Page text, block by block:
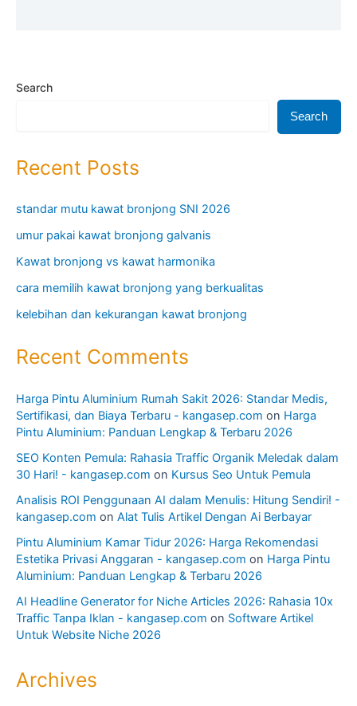
Search
Search
Recent Posts
standar mutu kawat bronjong SNI 2026
umur pakai kawat bronjong galvanis
Kawat bronjong vs kawat harmonika
cara memilih kawat bronjong yang berkualitas
kelebihan dan kekurangan kawat bronjong
Recent Comments
Harga Pintu Aluminium Rumah Sakit 2026: Standar Medis,
Sertifikasi, dan Biaya Terbaru - kangasep.com on Harga
Pintu Aluminium: Panduan Lengkap & Terbaru 2026
SEO Konten Pemula: Rahasia Traffic Organik Meledak dalam
30 Hari! - kangasep.com on Kursus Seo Untuk Pemula
Analisis ROI Penggunaan AI dalam Menulis: Hitung Sendiri! -
kangasep.com on Alat Tulis Artikel Dengan Ai Berbayar
Pintu Aluminium Kamar Tidur 2026: Harga Rekomendasi
Estetika Privasi Anggaran - kangasep.com on Harga Pintu
Aluminium: Panduan Lengkap & Terbaru 2026
AI Headline Generator for Niche Articles 2026: Rahasia 10x
Traffic Tanpa Iklan - kangasep.com on Software Artikel
Untuk Website Niche 2026
Archives